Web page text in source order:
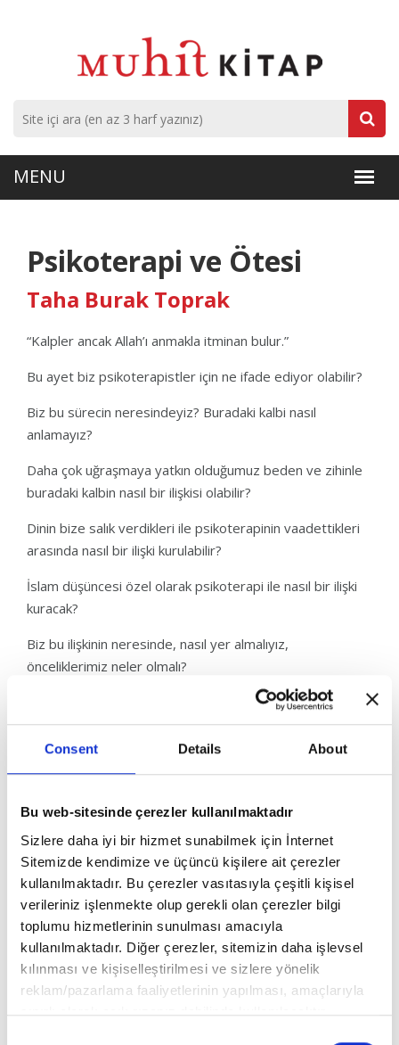
Consent Details About
Bu web-sitesinde çerezler kullanılmaktadır
Sizlere daha iyi bir hizmet sunabilmek için İnternet
Sitemizde kendimize ve üçüncü kişilere ait çerezler
kullanılmaktadır. Bu çerezler vasıtasıyla çeşitli kişisel
verileriniz işlenmekte olup gerekli olan çerezler bilgi
toplumu hizmetlerinin sunulması amacıyla
kullanılmaktadır. Diğer çerezler, sitemizin daha işlevsel
kılınması ve kişiselleştirilmesi ve sizlere yönelik
reklam/pazarlama faaliyetlerinin yapılması, amaçlarıyla
sınırlı olarak açık rızanız dahilinde kullanılacaktır.
Psikoterapi ve Ötesi
Taha Burak Toprak
“Kalpler ancak Allah’ı anmakla itminan bulur.”
Bu ayet biz psikoterapistler için ne ifade ediyor olabilir?
Biz bu sürecin neresindeyiz? Buradaki kalbi nasıl
anlamayız?
Daha çok uğraşmaya yatkın olduğumuz beden ve zihinle
buradaki kalbin nasıl bir ilişkisi olabilir?
Dinin bize salık verdikleri ile psikoterapinin vaadettikleri
arasında nasıl bir ilişki kurulabilir?
İslam düşüncesi özel olarak psikoterapi ile nasıl bir ilişki
kuracak?
Biz bu ilişkinin neresinde, nasıl yer almalıyız,
önceliklerimiz neler olmalı?
Bizim için değişmez ve değişebilir olanlar, sabitler ve
değişkenler neler?
Temelde bu sorulara özelde ise teorik dünyada
sizlerden gelen sorular çerçevesinde cevaplar aradık.